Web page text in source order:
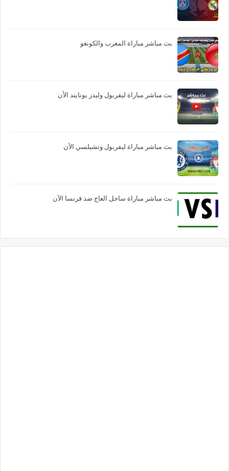
بث مباشر مباراة المغرب والكونغو
بث مباشر مباراة ليفربول وليدز يونايتد الأن
بث مباشر مباراة ليفربول وتشيلسي الأن
بث مباشر مباراة ساحل العاج ضد فرنسا الآن